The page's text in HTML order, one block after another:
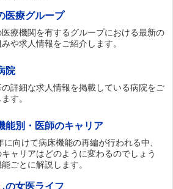
医療グループ
療機関を有するグループにおける最新の
や求人情報をご紹介します。
院
詳細な求人情報を掲載している病院をご
す。
能別・医師のキャリア
に向けて病床機能の再編が行われる中、
キャリアはどのように変わるのでしょう
ごとに解説します。
の女医ライフ